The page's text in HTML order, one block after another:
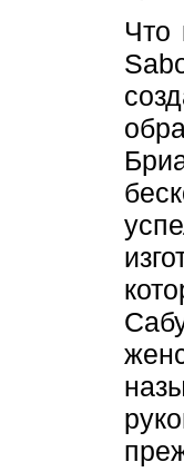
Что